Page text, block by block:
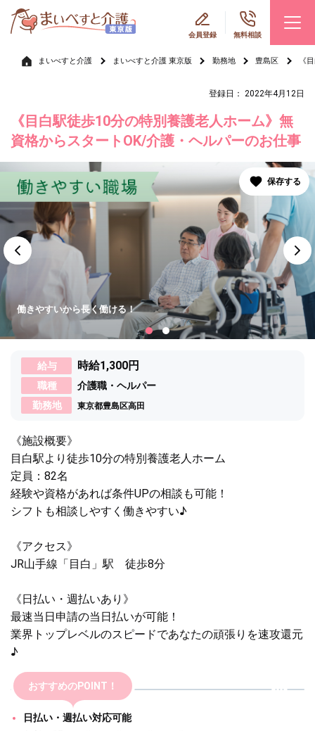
会員登録 無料相談
まいべすと介護 まいべすと介護 東京版 勤務地 豊島区 《
登録日： 2022年4月12日
《目白駅徒歩10分の特別養護老人ホーム》無
資格からスタートOK/介護・ヘルパーのお仕事
働きやすいから長く働ける！
給与 時給1,300円
職種
介護職・ヘルパー
勤務地
東京都豊島区高田
《施設概要》
目白駅より徒歩10分の特別養護老人ホーム
定員：82名
経験や資格があれば条件UPの相談も可能！
シフトも相談しやすく働きやすい♪
《アクセス》
JR山手線「目白」駅 徒歩8分
《日払い・週払いあり》
最速当日申請の当日払いが可能！
業界トップレベルのスピードであなたの頑張りを速攻還元
♪
おすすめのPOINT！
日払い・週払い対応可能